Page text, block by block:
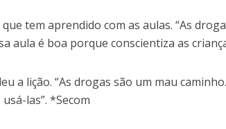
tem aprendido com as aulas. “As
aula é boa porque conscientiza as
a lição. “As drogas são um mau
las”. *Secom